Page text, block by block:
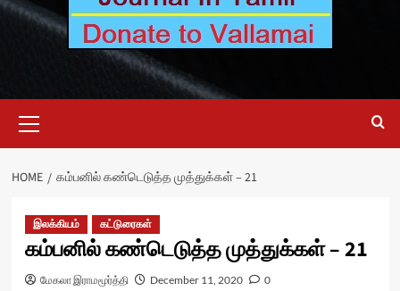
Menu
HOME கம்பனில் கண்டெடுத்த முத்துக்கள் – 21
இலக்கியம் கட்டுரைகள்
கம்பனில் கண்டெடுத்த முத்துக்கள் – 21
மேகலா இராமமூர்த்தி December 11, 2020 0